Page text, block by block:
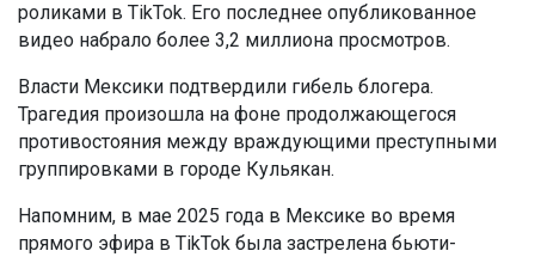
роликами в TikTok. Его последнее опубликованное
видео набрало более 3,2 миллиона просмотров.
Власти Мексики подтвердили гибель блогера.
Трагедия произошла на фоне продолжающегося
противостояния между враждующими преступными
группировками в городе Кульякан.
Напомним, в мае 2025 года в Мексике во время
прямого эфира в TikTok была застрелена бьюти-